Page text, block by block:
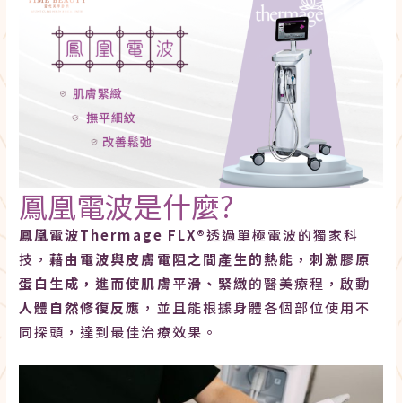
鳳凰電波是什麼?
鳳凰電波Thermage FLX®透過單極電波的獨家科
技，藉由電波與皮膚電阻之間產生的熱能，刺激膠原
蛋白生成，進而使肌膚平滑、緊緻的醫美療程，啟動
人體自然修復反應 ，並且能根據身體各個部位使用不
同探頭，達到最佳治療效果。